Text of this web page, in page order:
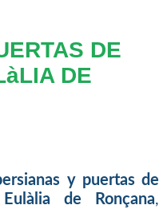
DE
DE
y puertas de
de Ronçana,